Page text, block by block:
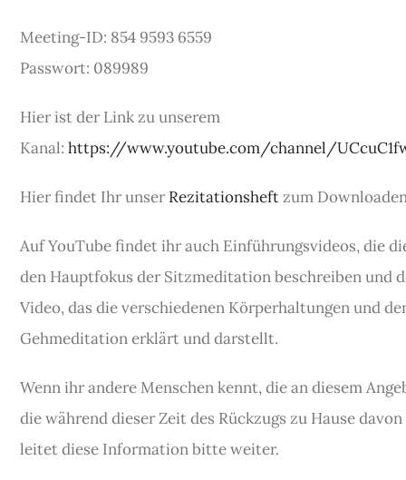
Meeting-ID: 854 9593 6559
Passwort: 089989
Hier ist der Link zu unserem
Kanal:https://www.youtube.com/channel/
Hier findet Ihr unser Rezitationsheftzum
Auf YouTube findet ihr auch Einführungsvideos, die
den Hauptfokus der Sitzmeditation beschreiben und
Video, das die verschiedenen Körperhaltungen und
Gehmeditation erklärt und darstellt.
Wenn ihr andere Menschen kennt, die an diesem
die während dieser Zeit des Rückzugs zu Hause
leitet diese Information bitte weiter.